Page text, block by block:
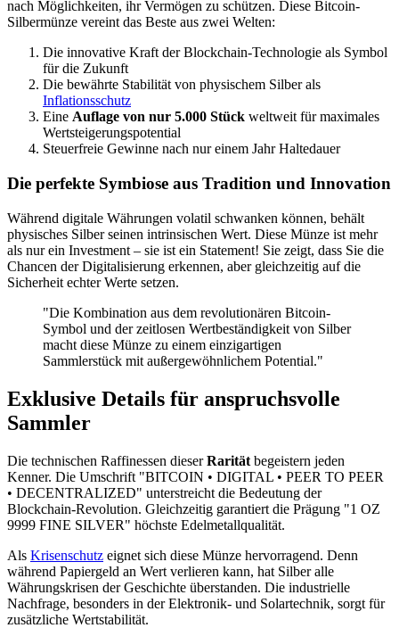
nach Möglichkeiten, ihr Vermögen zu schützen. Diese Bitcoin-
Silbermünze vereint das Beste aus zwei Welten:
Die innovative Kraft der Blockchain-Technologie als Symbol
für die Zukunft
Die bewährte Stabilität von physischem Silber als
Inflationsschutz
Eine Auflage von nur 5.000 Stück weltweit für maximales
Wertsteigerungspotential
Steuerfreie Gewinne nach nur einem Jahr Haltedauer
Die perfekte Symbiose aus Tradition und Innovation
Während digitale Währungen volatil schwanken können, behält
physisches Silber seinen intrinsischen Wert. Diese Münze ist mehr
als nur ein Investment – sie ist ein Statement! Sie zeigt, dass Sie die
Chancen der Digitalisierung erkennen, aber gleichzeitig auf die
Sicherheit echter Werte setzen.
"Die Kombination aus dem revolutionären Bitcoin-
Symbol und der zeitlosen Wertbeständigkeit von Silber
macht diese Münze zu einem einzigartigen
Sammlerstück mit außergewöhnlichem Potential."
Exklusive Details für anspruchsvolle
Sammler
Die technischen Raffinessen dieserRarität begeistern jeden
Kenner. Die Umschrift "BITCOIN • DIGITAL • PEER TO PEER
• DECENTRALIZED" unterstreicht die Bedeutung der
Blockchain-Revolution. Gleichzeitig garantiert die Prägung "1 OZ
9999 FINE SILVER" höchste Edelmetallqualität.
Als Krisenschutz eignet sich diese Münze hervorragend. Denn
während Papiergeld an Wert verlieren kann, hat Silber alle
Währungskrisen der Geschichte überstanden. Die industrielle
Nachfrage, besonders in der Elektronik- und Solartechnik, sorgt für
zusätzliche Wertstabilität.